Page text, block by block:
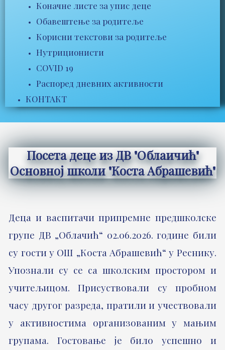
Коначне листе за упис деце
Обавештење за родитеље
Корисни текстови за родитеље
Нутриционисти
COVID 19
Распоред дневних активности
КОНТАКТ
Посета деце из ДВ "Облаичић"
Основној школи "Коста Абрашевић"
Деца и васпитачи припремне предшколске
групе ДВ „Облачић“ 02.06.2026. године били
су гости у ОШ „Коста Абрашевић“ у Реснику.
Упознали су се са школским простором и
учитељицом. Присуствовали су пробном
часу другог разреда, пратили и учествовали
у активностима организованим у мањим
групама. Гостовање је било успешно и